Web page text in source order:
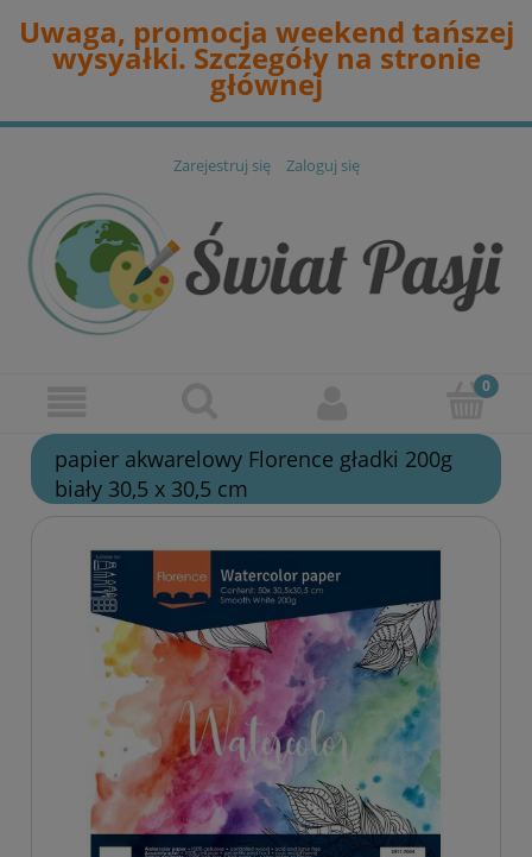
Uwaga, promocja weekend tańszej
wysyałki. Szczegóły na stronie
głównej
Zarejestruj się Zaloguj się
papier akwarelowy Florence gładki 200g
biały 30,5 x 30,5 cm